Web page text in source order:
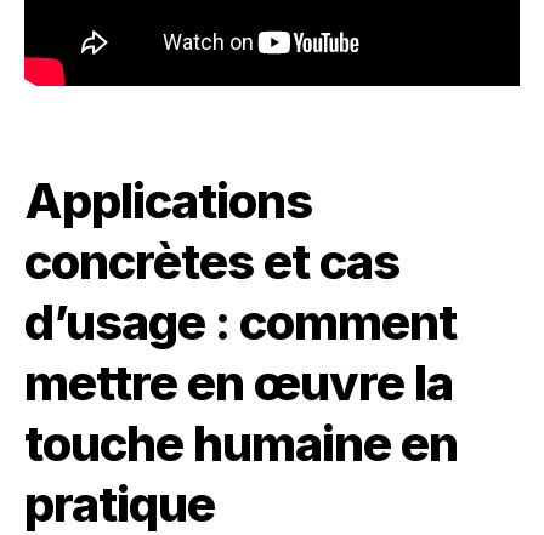
Applications
concrètes et cas
d’usage : comment
mettre en œuvre la
touche humaine en
pratique